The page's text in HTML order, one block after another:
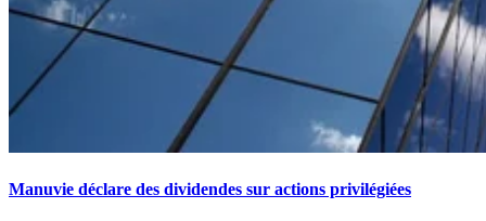
Manuvie déclare des dividendes sur actions privilégiées